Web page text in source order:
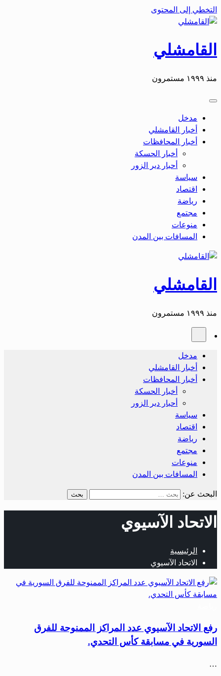
التخطي إلى المحتوى
القامشلي
منذ ١٩٩٩ مستمرون
مدخل
أخبار القامشلي
أخبار المحافظات
أخبار الحسكة
أحبار دير الزور
سياسة
اقتصاد
رياضة
مجتمع
منوعات
المسافات بين المدن
القامشلي
منذ ١٩٩٩ مستمرون
مدخل
أخبار القامشلي
أخبار المحافظات
أخبار الحسكة
أحبار دير الزور
سياسة
اقتصاد
رياضة
مجتمع
منوعات
المسافات بين المدن
البحث عن:
الاتحاد الآسيوي
الرئيسية
الاتحاد الآسيوي
رفع الاتحاد الآسيوي عدد المراكز الممنوحة للفرق
السورية في مسابقة كأس التحدي.
…